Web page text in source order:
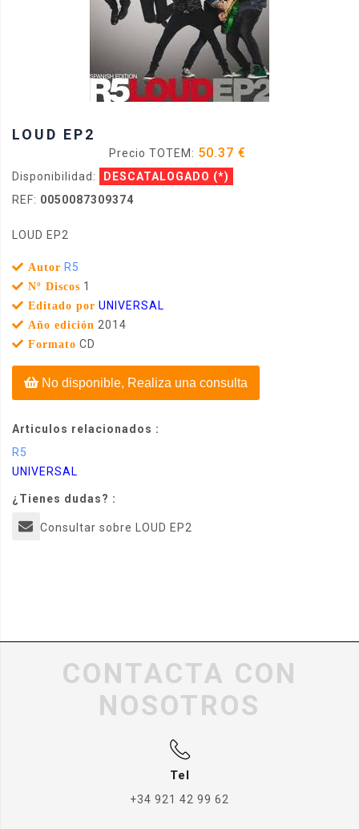
LOUD EP2
Precio TOTEM: 50.37 €
Disponibilidad: DESCATALOGADO (*)
REF: 0050087309374
LOUD EP2
Autor R5
Nº Discos 1
Editado por UNIVERSAL
Año edición 2014
Formato CD
No disponible, Realiza una consulta
Articulos relacionados :
R5
UNIVERSAL
¿Tienes dudas? :
Consultar sobre LOUD EP2
CONTACTA CON
NOSOTROS
Tel
+34 921 42 99 62